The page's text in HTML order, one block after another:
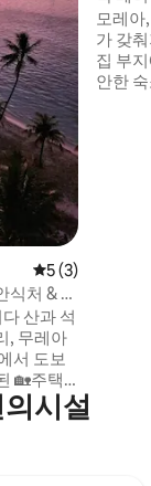
평점 5점(5점 만
5 (3)
식처 & 스
산과 석
, 무레아
서 도보
🏖️ 타아히
Moz
모레아
가 갖
집 부
안한
시설